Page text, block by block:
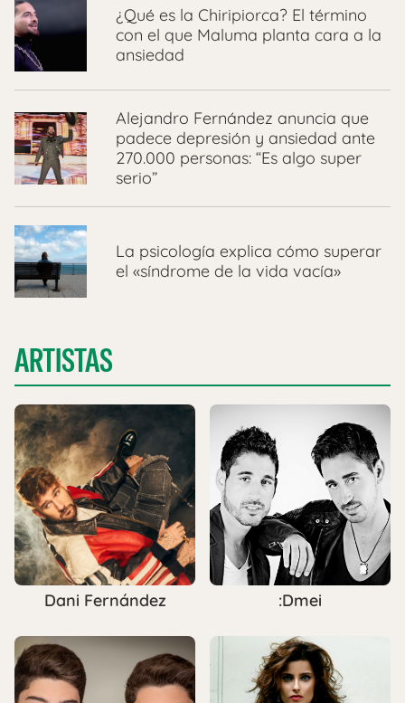
¿Qué es la Chiripiorca? El término
con el que Maluma planta cara a la
ansiedad
Alejandro Fernández anuncia que
padece depresión y ansiedad ante
270.000 personas: “Es algo super
serio”
La psicología explica cómo superar
el «síndrome de la vida vacía»
ARTISTAS
Dani Fernández :Dmei